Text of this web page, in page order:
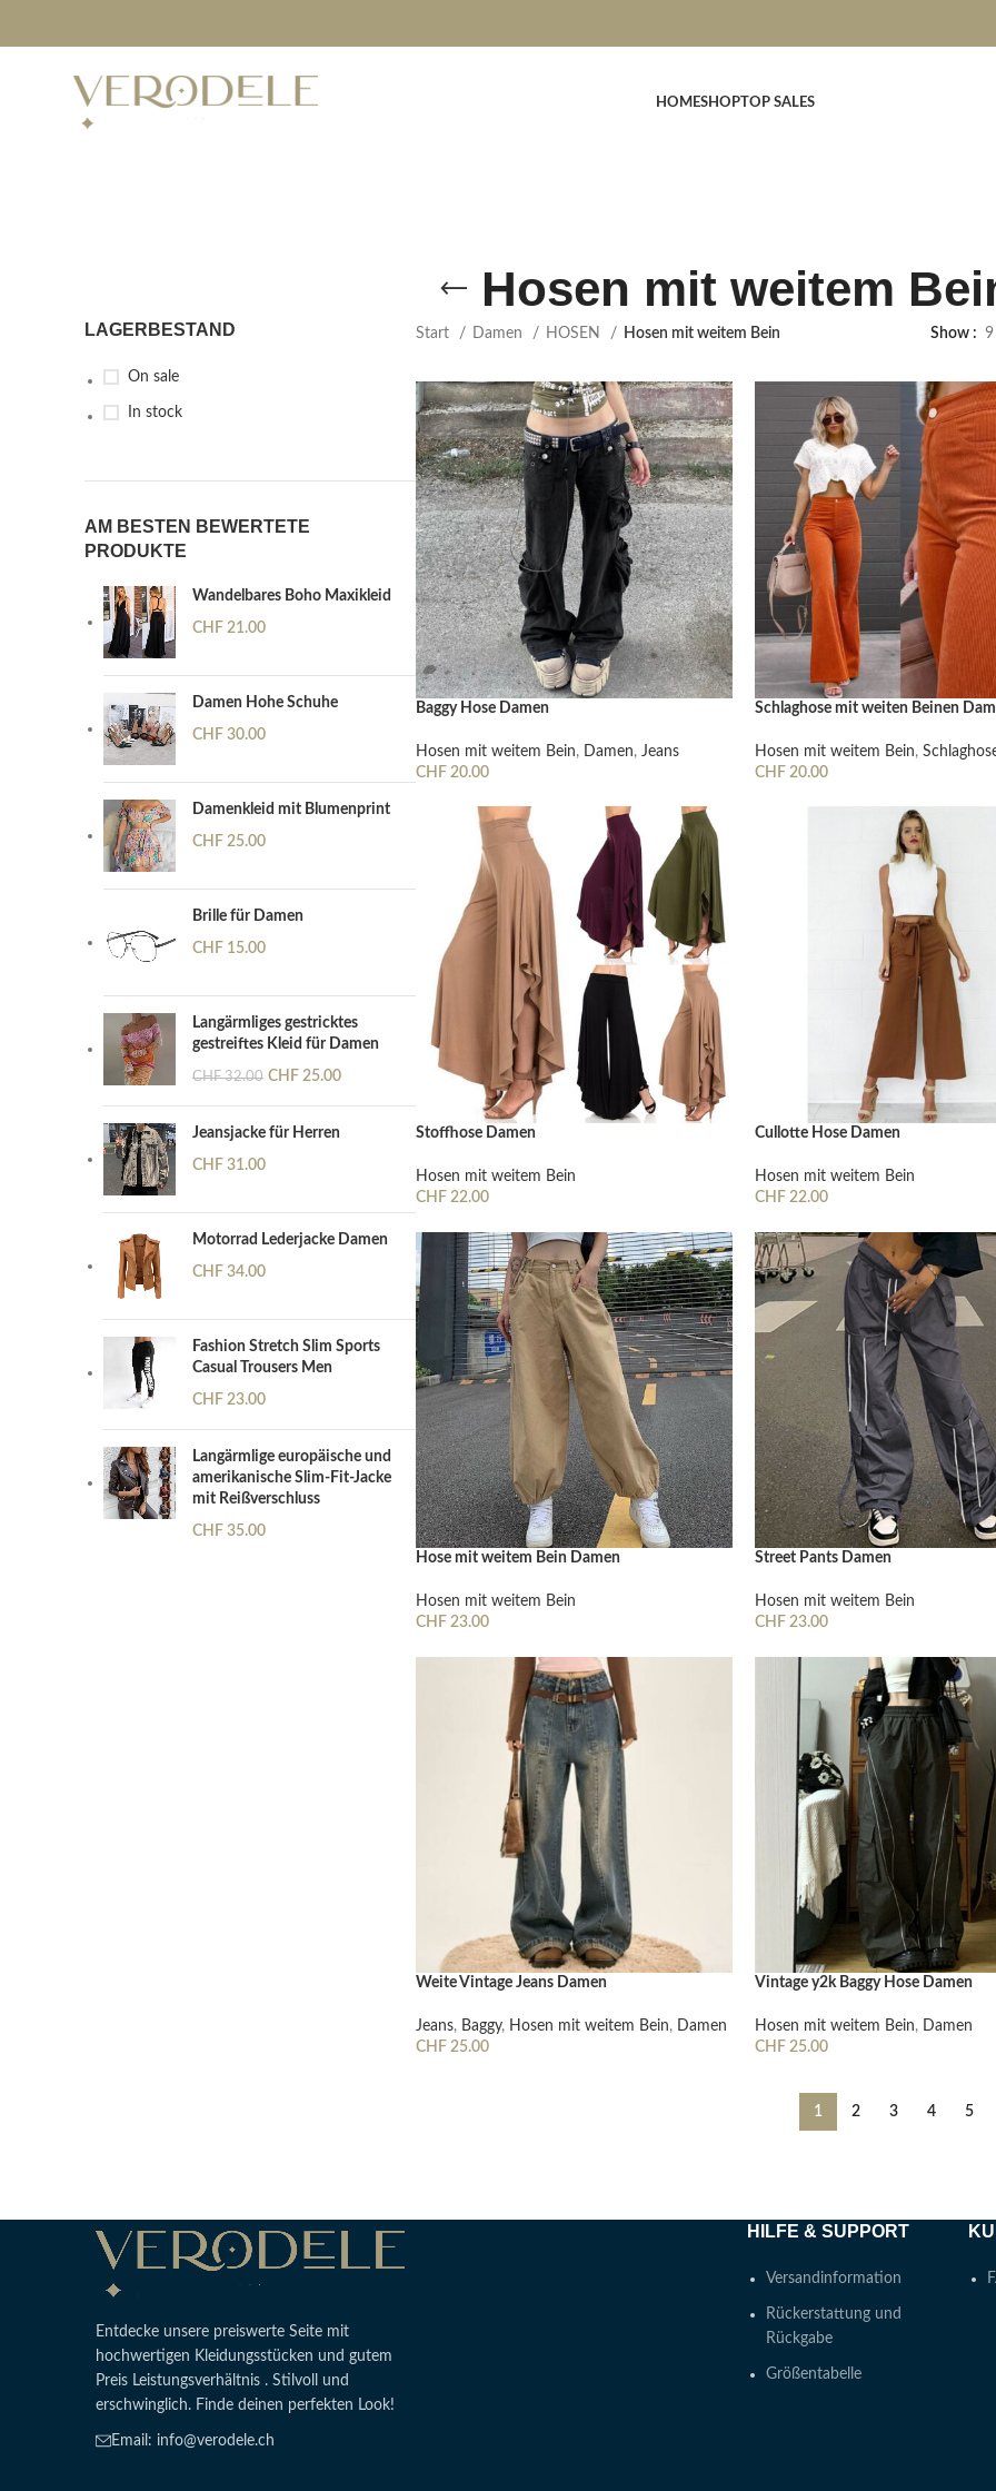
HOMESHOP
Cardigans & Pullover
Damenblazer & -Gilets
Hemden & Blusen
Hemden & Blusen
Taschen
Crossbody
Handtaschen
Rucksäcke
Duffle-Bags
Röcke
Miniröcke
Lederröcke
Jeansröcke
Jeans
Skinny Fit
Wide Leg
Baggy
Shorts
Slim Fit
TOP SALES
Hosen mit weitem
LAGERBESTAND
On sale
In stock
AM BESTEN BEWERTETE
PRODUKTE
Wandelbares Boho Maxikleid
CHF 21.00
Damen Hohe Schuhe
CHF 30.00
Damenkleid mit Blumenprint
CHF 25.00
Brille für Damen
CHF 15.00
Langärmliges gestricktes
gestreiftes Kleid für Damen
CHF32.00 CHF 25.00
Jeansjacke für Herren
CHF 31.00
Motorrad Lederjacke Damen
CHF 34.00
Fashion Stretch Slim Sports
Casual Trousers Men
CHF 23.00
Langärmlige europäische und
amerikanische Slim-Fit-Jacke
mit Reißverschluss
CHF 35.00
Start Damen HOSEN Hosen mit weitem Bein Show 9
Baggy Hose Damen
Hosen mit weitem Bein, Damen, Jeans
CHF 20.00
Schlaghose mit weiten Beinen
Hosen mit weitem Bein,
CHF 20.00
Stoffhose Damen
Hosen mit weitem Bein
CHF 22.00
Cullotte Hose Damen
Hosen mit weitem Bein
CHF 22.00
Hose mit weitem Bein Damen
Hosen mit weitem Bein
CHF 23.00
Street Pants Damen
Hosen mit weitem Bein
CHF 23.00
Weite Vintage Jeans Damen
Jeans, Baggy, Hosen mit weitem Bein, Damen
CHF 25.00
Vintage y2k Baggy Hose Damen
Hosen mit weitem Bein, Damen
CHF 25.00
1 2 3 4 5
Entdecke unsere preiswerte Seite mit
hochwertigen Kleidungsstücken und gutem
Preis Leistungsverhältnis . Stilvoll und
erschwinglich. Finde deinen perfekten Look!
Email: info@verodele.ch
HILFE & SUPPORT
Versandinformation
Rückerstattung und
Rückgabe
Größentabelle